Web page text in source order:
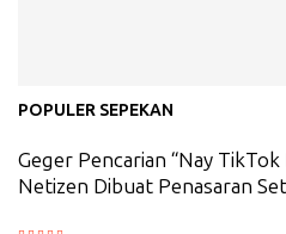
POPULER SEPEKAN
Geger Pencarian “Nay
Netizen Dibuat Penasaran